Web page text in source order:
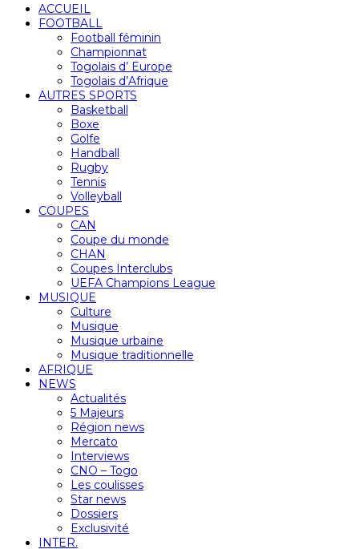
ACCUEIL
FOOTBALL
Football féminin
Championnat
Togolais d’ Europe
Togolais d’Afrique
AUTRES SPORTS
Basketball
Boxe
Golfe
Handball
Rugby
Tennis
Volleyball
COUPES
CAN
Coupe du monde
CHAN
Coupes Interclubs
UEFA Champions League
MUSIQUE
Culture
Musique
Musique urbaine
Musique traditionnelle
AFRIQUE
NEWS
Actualités
5 Majeurs
Région news
Mercato
Interviews
CNO – Togo
Les coulisses
Star news
Dossiers
Exclusivité
INTER.